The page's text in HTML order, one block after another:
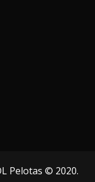
Pelotas © 2020.